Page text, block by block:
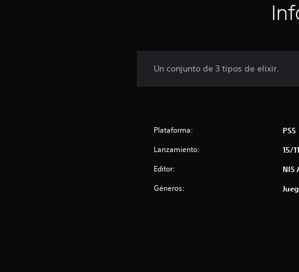
Un conjunto de 3 tipos de elixir.
Plataforma: PS5
Lanzamiento: 15/
Editor: NIS
Géneros: